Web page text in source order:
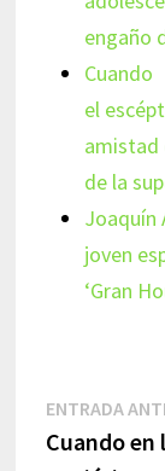
engaño
Cuando
el
amistad
de la
Joaquín
joven
‘Gran
de
ENTRADA
Cuando en